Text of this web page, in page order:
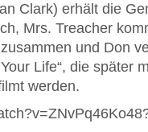
Clark) erhält die
Mrs. Treacher
und Don
Life“, die später
werden.